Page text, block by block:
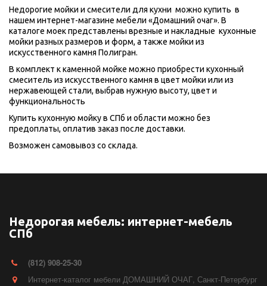
Недорогие мойки и смесители для кухни  можно купить  в
нашем интернет-магазине мебели «Домашний очаг». В
каталоге моек представлены врезные и накладные  кухонные
мойки разных размеров и форм, а также мойки из
искусственного камня Полигран.
В комплект к каменной мойке можно приобрести кухонный
смеситель из искусственного камня в цвет мойки или из
нержавеющей стали, выбрав нужную высоту, цвет и
функциональность
Купить кухонную мойку в СПб и области можно без
предоплаты, оплатив заказ после доставки.
Возможен самовывоз со склада.
Недорогая мебель: интернет-мебель
СПб
(812) 908-25-30
Интернет-каталог мебели ДОМАШНИЙ ОЧАГ, Санкт-Петербург